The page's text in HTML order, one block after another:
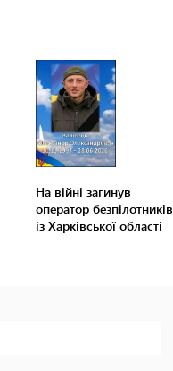
На війні загинув
оператор безпілотників
із Харківської області